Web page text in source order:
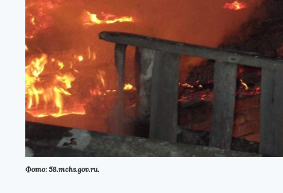
Фото: 58.mchs.gov.ru.